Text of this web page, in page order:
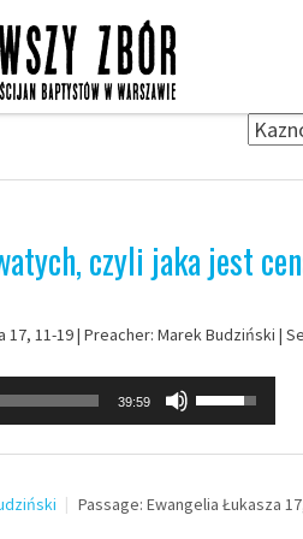
czyli jaka jest
17, 11-19 | Preacher: Marek Budziński |
39:59
Używaj
strzałek
do
Passage: Ewangelia Łukasza